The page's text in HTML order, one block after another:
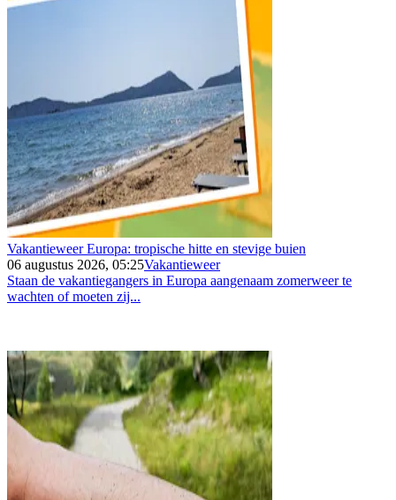
Vakantieweer Europa: tropische hitte en stevige buien
06 augustus 2026, 05:25Vakantieweer
Staan de vakantiegangers in Europa aangenaam zomerweer te
wachten of moeten zij...